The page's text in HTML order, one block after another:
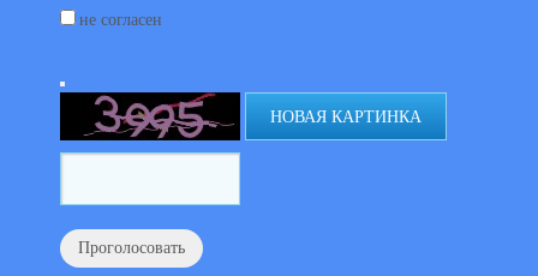
не согласен
НОВАЯ КАРТИНКА